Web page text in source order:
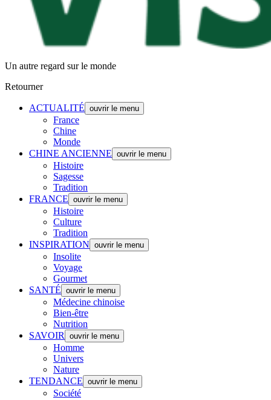
Un autre regard sur le monde
Retourner
ACTUALITÉ ouvrir le menu
France
Chine
Monde
CHINE ANCIENNE ouvrir le menu
Histoire
Sagesse
Tradition
FRANCE ouvrir le menu
Histoire
Culture
Tradition
INSPIRATION ouvrir le menu
Insolite
Voyage
Gourmet
SANTÉ ouvrir le menu
Médecine chinoise
Bien-être
Nutrition
SAVOIR
ouvrir le menu
Homme
Univers
Nature
TENDANCE ouvrir le menu
Société